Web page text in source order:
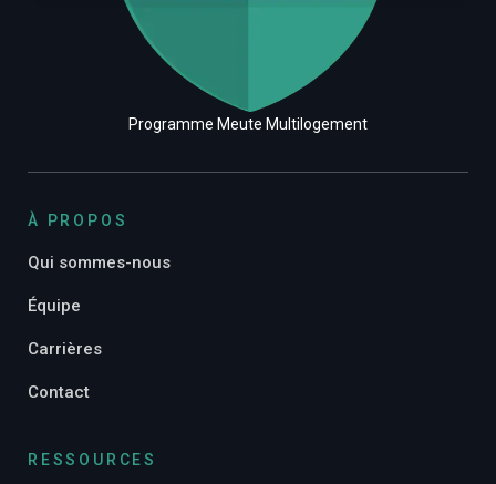
Programme Meute Multilogement
À PROPOS
Qui sommes-nous
Équipe
Carrières
Contact
RESSOURCES